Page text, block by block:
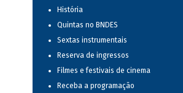
História
Quintas no BNDES
Sextas instrumentais
Reserva de ingressos
Filmes e festivais de cinema
Receba a programação